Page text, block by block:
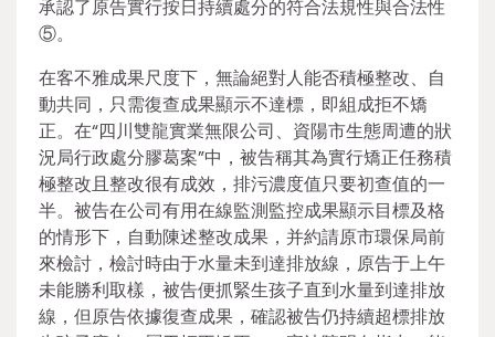
承認了原告實行按日持續處分的符合法規性與合法性
⑤。
在客不雅成果尺度下，無論絕對人能否積極整改、自
動共同，只需復查成果顯示不達標，即組成拒不矯
正。在“四川雙龍實業無限公司、資陽市生態周遭的狀
況局行政處分膠葛案”中，被告稱其為實行矯正任務積
極整改且整改很有成效，排污濃度值只要初查值的一
半。被告在公司有用在線監測監控成果顯示目標及格
的情形下，自動陳述整改成果，并約請原市環保局前
來檢討，檢討時由于水量未到達排放線，原告于上午
未能勝利取樣，被告便抓緊生孩子直到水量到達排放
線，但原告依據復查成果，確認被告仍持續超標排放